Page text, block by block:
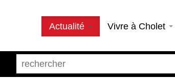
Actualité Vivre à Cholet